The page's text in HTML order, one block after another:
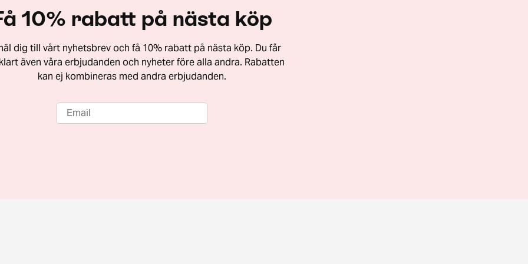
10% rabatt på nästa köp
dig till vårt nyhetsbrev och få 10% rabatt på nästa köp. Du får
även våra erbjudanden och nyheter före alla andra. Rabatten
kan ej kombineras med andra erbjudanden.